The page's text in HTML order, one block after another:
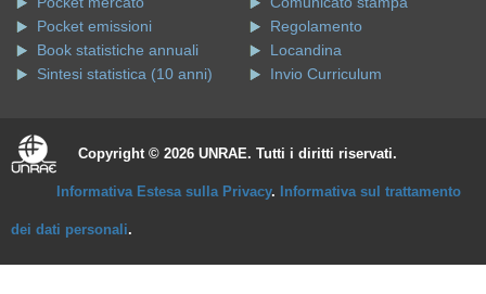
Pocket emissioni
Book statistiche annuali
Sintesi statistica (10 anni)
Regolamento
Locandina
Invio Curriculum
Copyright © 2026 UNRAE. Tutti i diritti riservati.
Informativa Estesa sulla Privacy. Informativa sul trattamento
dei dati personali.